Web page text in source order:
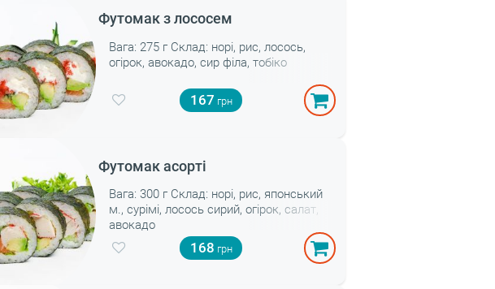
Футомак з лососем
Вага: 275 г Склад: норі, рис, лосось,
огірок, авокадо, сир філа, тобіко
167
Футомак асорті
Вага: 300 г Склад: норі, рис, японський
м., сурімі, лосось сирий, огірок, салат,
авокадо
168